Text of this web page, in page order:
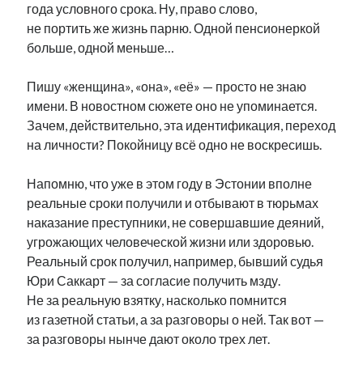
в поисках здравого смысла выборы высказывание
евросоюз интервью история кабинетные истории
кая каллас книга
нацменьшинства образование обучение эстонскому
памятники парад клоунов парламент партия поводырь
подкаст потеряны данные пресса программа
рийгикогу русский роман
танк фотоотчет экономика
эстония эстонский язык
Михаил Стальнухин:
Отзывы и предложения по блогу:
года условного срока. Ну, право слово,
не портить же жизнь парню. Одной пенсионеркой
больше, одной меньше…
Пишу «женщина», «она», «её» — просто не знаю
имени. В новостном сюжете оно не упоминается.
Зачем, действительно, эта идентификация, переход
на личности? Покойницу всё одно не воскресишь.
Напомню, что уже в этом году в Эстонии вполне
реальные сроки получили и отбывают в тюрьмах
наказание преступники, не совершавшие деяний,
угрожающих человеческой жизни или здоровью.
Реальный срок получил, например, бывший судья
Юри Саккарт — за согласие получить мзду.
Не за реальную взятку, насколько помнится
из газетной статьи, а за разговоры о ней. Так вот —
за разговоры нынче дают около трех лет.